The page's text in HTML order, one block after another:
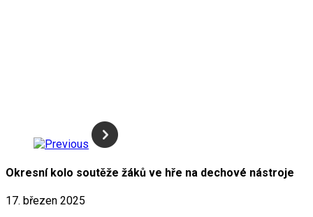
Okresní kolo soutěže žáků ve hře na dechové nástroje
17. březen 2025